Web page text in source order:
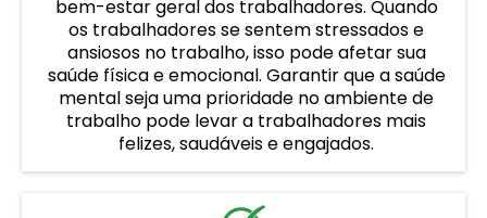
bem-estar geral dos trabalhadores. Quando
os trabalhadores se sentem stressados ​​e
ansiosos no trabalho, isso pode afetar sua
saúde física e emocional. Garantir que a saúde
mental seja uma prioridade no ambiente de
trabalho pode levar a trabalhadores mais
felizes, saudáveis ​​e engajados.